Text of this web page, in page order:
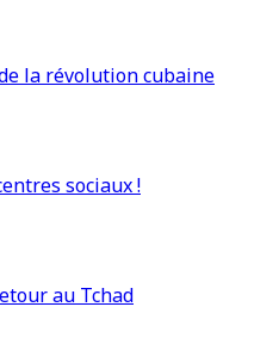
la révolution cubaine
sociaux !
au Tchad